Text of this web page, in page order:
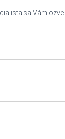
sa Vám ozve.